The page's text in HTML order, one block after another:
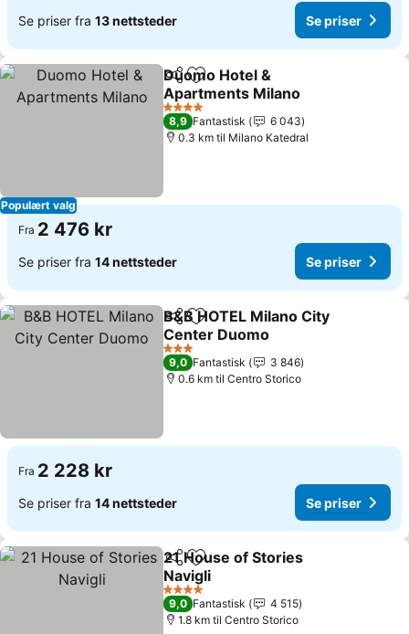
Se priser fra 13 nettsteder Se priser
Populært valg
Del Legg til i favoritter
Duomo Hotel &
Apartments Milano
4 Stjerner
8,9 Fantastisk
6 043
0.3 km til Milano Katedral
Fra 2 476 kr
Se priser fra 14 nettsteder Se priser
Del Legg til i favoritter
B&B HOTEL Milano City
Center Duomo
3 Stjerner
9,0 Fantastisk
3 846
0.6 km til Centro Storico
Fra 2 228 kr
Se priser fra 14 nettsteder Se priser
Del Legg til i favoritter
21 House of Stories
Navigli
4 Stjerner
9,0 Fantastisk
4 515
1.8 km til Centro Storico